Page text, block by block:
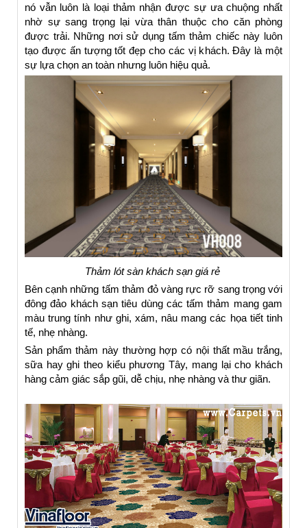
nó vẫn luôn là loại thảm nhận được sự ưa chuộng nhất
nhờ sự sang trọng lại vừa thân thuộc cho căn phòng
được trải. Những nơi sử dụng tấm thảm chiếc này luôn
tạo được ấn tượng tốt đẹp cho các vị khách. Đây là một
sự lựa chọn an toàn nhưng luôn hiệu quả.
Thảm lót sàn khách sạn giá rẻ
Bên cạnh những tấm thảm đỏ vàng rực rỡ sang trọng với
đông đảo khách sạn tiêu dùng các tấm thảm mang gam
màu trung tính như ghi, xám, nâu mang các họa tiết tinh
tế, nhẹ nhàng.
Sản phẩm thảm này thường hợp có nội thất mầu trắng,
sữa hay ghi theo kiểu phương Tây, mang lại cho khách
hàng cảm giác sắp gũi, dễ chịu, nhẹ nhàng và thư giãn.